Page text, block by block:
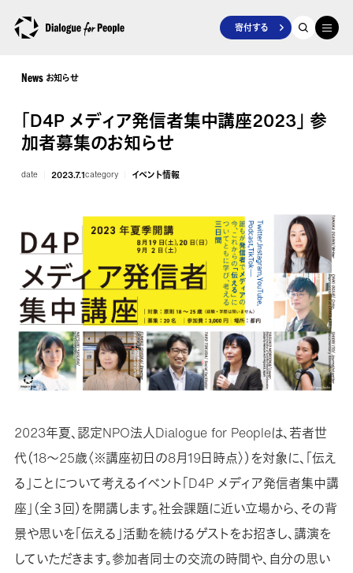
寄付する
News お知らせ
「D4P メディア発信者集中講座2023」 参
加者募集のお知らせ
date 2023.7.1category イベント情報
2023年夏、認定NPO法人Dialogue for Peopleは、若者世
代（18～25歳〈※講座初日の8月19日時点〉）を対象に、「伝え
る」ことについて考えるイベント「D4P メディア発信者集中講
座」（全３回）を開講します。社会課題に近い立場から、その背
景や思いを「伝える」活動を続けるゲストをお招きし、講演を
していただきます。参加者同士の交流の時間や、自分の思い